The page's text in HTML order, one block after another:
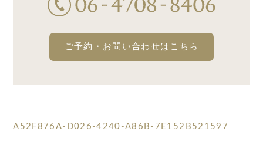
ご予約・お問い合わせはこちら
A52F876A-D026-4240-A86B-7E152B521597